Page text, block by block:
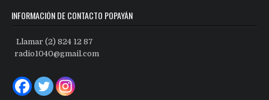
INFORMACIÓN DE CONTACTO POPAYÁN
Llamar (2) 824 12 87
radio1040@gmail.com